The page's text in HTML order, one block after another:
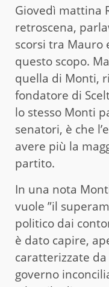
Giovedì mattina
retroscena,
scorsi tra Mauro
questo scopo.
quella di Monti,
fondatore di
lo stesso Monti
senatori, è che
avere più la
partito.
In una nota
vuole ”il
politico dai
è dato capire,
caratterizzate
governo